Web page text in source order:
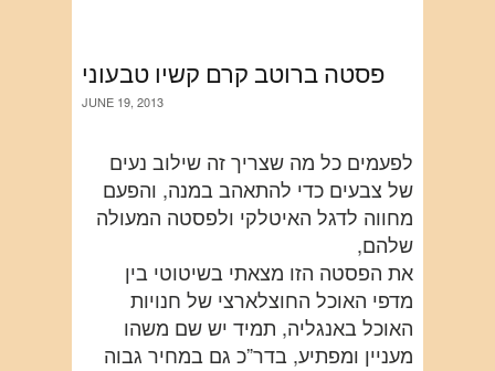
פסטה ברוטב קרם קשיו טבעוני
JUNE 19, 2013
לפעמים כל מה שצריך זה שילוב נעים
של צבעים כדי להתאהב במנה, והפעם
מחווה לדגל האיטלקי ולפסטה המעולה
שלהם,
את הפסטה הזו מצאתי בשיטוטי בין
מדפי האוכל החוצלארצי של חנויות
האוכל באנגליה, תמיד יש שם משהו
מעניין ומפתיע, בדר”כ גם במחיר גבוה